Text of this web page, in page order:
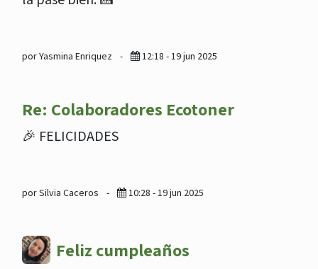
por Yasmina Enriquez - 12:18 - 19 jun 2025
Re: Colaboradores Ecotoner
🎉 FELICIDADES
por Silvia Caceros - 10:28 - 19 jun 2025
Feliz cumpleaños